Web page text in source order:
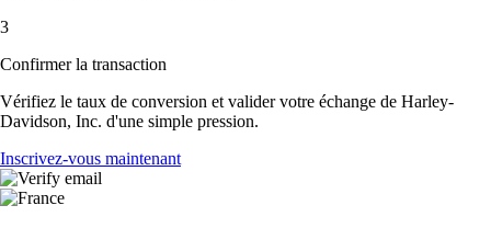
3
Confirmer la transaction
Vérifiez le taux de conversion et valider votre échange de Harley-
Davidson, Inc. d'une simple pression.
Inscrivez-vous maintenant